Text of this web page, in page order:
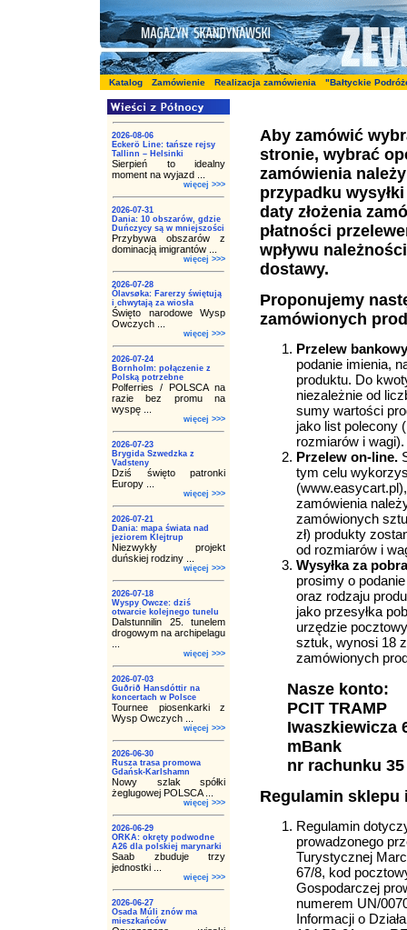
Katalog Zamówienie Realizacja zamówienia "Bałtyckie
2026-08-06
Eckerö Line: tańsze rejsy
Tallinn – Helsinki
Sierpień to idealny
moment na wyjazd ...
więcej >>>
2026-07-31
Dania: 10 obszarów, gdzie
Duńczycy są w mniejszości
Przybywa obszarów z
dominacją imigrantów ...
więcej >>>
2026-07-28
Ólavsøka: Farerzy świętują
i chwytają za wiosła
Święto narodowe Wysp
Owczych ...
więcej >>>
2026-07-24
Bornholm: połączenie z
Polską potrzebne
Polferries / POLSCA na
razie bez promu na
wyspę ...
więcej >>>
2026-07-23
Brygida Szwedzka z
Vadsteny
Dziś święto patronki
Europy ...
więcej >>>
2026-07-21
Dania: mapa świata nad
jeziorem Klejtrup
Niezwykły projekt
duńskiej rodziny ...
więcej >>>
2026-07-18
Wyspy Owcze: dziś
otwarcie kolejnego tunelu
Dalstunnilin 25. tunelem
drogowym na archipelagu
więcej >>>
2026-07-03
Guðrið Hansdóttir na
koncertach w Polsce
Tournee piosenkarki z
Wysp Owczych ...
więcej >>>
2026-06-30
Rusza trasa promowa
Gdańsk-Karlshamn
Nowy szlak spółki
żeglugowej POLSCA ...
więcej >>>
2026-06-29
ORKA: okręty podwodne
A26 dla polskiej marynarki
Saab zbuduje trzy
jednostki ...
więcej >>>
2026-06-27
Osada Múli znów ma
mieszkańców
Aby zamówić
stronie, wybrać
zamówienia
przypadku
daty złożenia
płatności
wpływu
dostawy.
Proponujemy
zamówionych
Przelew
podanie imienia,
produktu. Do
niezależnie od
sumy wartości
jako list polecony
rozmiarów i wagi).
Przelew on-line.
tym celu
zamówienia
zamówionych
zł) produkty
od rozmiarów i
Wysyłka za
prosimy o
oraz rodzaju
jako przesyłka
urzędzie
sztuk, wynosi 18
zamówionych
Nasze konto:
PCIT TRAMP
Iwaszkiewicza
mBank
nr rachunku 35
Regulamin sklepu
Regulamin
prowadzonego
Turystycznej
67/8, kod
Gospodarczej
numerem UN/
Informacji o